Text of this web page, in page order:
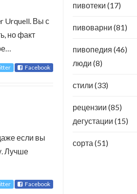
Urquell. Вы с
но факт
Facebook
если вы
Лучше
Facebook
пивотеки (17)
пивоварни (81)
пивопедия (46)
люди (8)
стили (33)
рецензии (85)
дегустации (15)
сорта (51)